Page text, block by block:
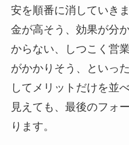
安を順番に消していき
金が高そう、効果が分
からない、しつこく営
がかかりそう、といっ
してメリットだけを並
見えても、最後のフォ
ります。